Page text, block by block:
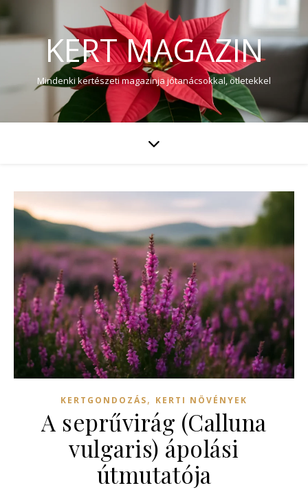
KERT MAGAZIN
Mindenki kertészeti magazinja jótanácsokkal, ötletekkel
KERTGONDOZÁS, KERTI NÖVÉNYEK
A seprűvirág (Calluna
vulgaris) ápolási
útmutatója